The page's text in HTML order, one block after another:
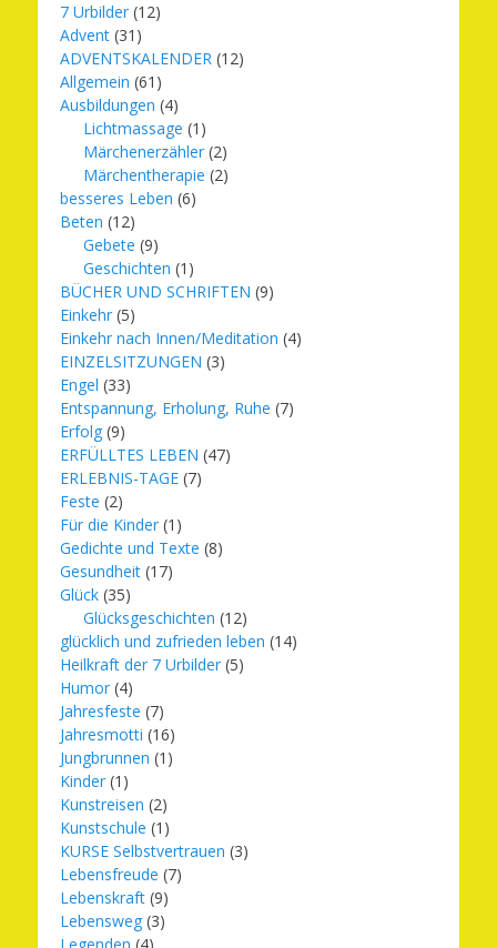
7 Urbilder (12)
Advent (31)
ADVENTSKALENDER (12)
Allgemein (61)
Ausbildungen (4)
Lichtmassage (1)
Märchenerzähler (2)
Märchentherapie (2)
besseres Leben (6)
Beten (12)
Gebete (9)
Geschichten (1)
BÜCHER UND SCHRIFTEN (9)
Einkehr (5)
Einkehr nach Innen/Meditation (4)
EINZELSITZUNGEN (3)
Engel (33)
Entspannung, Erholung, Ruhe (7)
Erfolg (9)
ERFÜLLTES LEBEN (47)
ERLEBNIS-TAGE (7)
Feste (2)
Für die Kinder (1)
Gedichte und Texte (8)
Gesundheit (17)
Glück (35)
Glücksgeschichten (12)
glücklich und zufrieden leben (14)
Heilkraft der 7 Urbilder (5)
Humor (4)
Jahresfeste (7)
Jahresmotti (16)
Jungbrunnen (1)
Kinder (1)
Kunstreisen (2)
Kunstschule (1)
KURSE Selbstvertrauen (3)
Lebensfreude (7)
Lebenskraft (9)
Lebensweg (3)